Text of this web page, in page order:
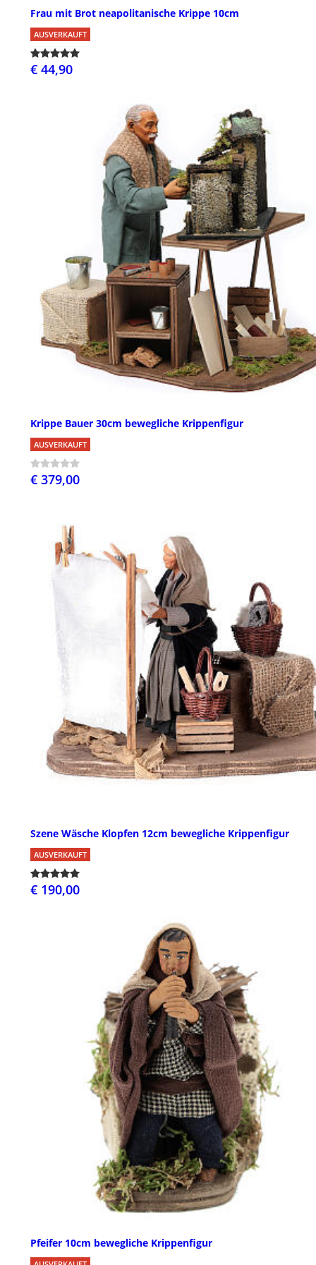
Frau mit Brot neapolitanische Krippe 10cm
AUSVERKAUFT
€ 44,90
Krippe Bauer 30cm bewegliche Krippenfigur
AUSVERKAUFT
€ 379,00
Szene Wäsche Klopfen 12cm bewegliche Krippenfigur
AUSVERKAUFT
€ 190,00
Pfeifer 10cm bewegliche Krippenfigur